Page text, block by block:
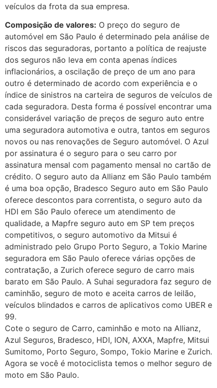
veículos da frota da sua empresa.
Composição de valores: O preço do seguro de
automóvel em São Paulo é determinado pela análise de
riscos das seguradoras, portanto a política de reajuste
dos seguros não leva em conta apenas índices
inflacionários, a oscilação de preço de um ano para
outro é determinado de acordo com experiência e o
índice de sinistros na carteira de seguros de veículos de
cada seguradora. Desta forma é possível encontrar uma
considerável variação de preços de seguro auto entre
uma seguradora automotiva e outra, tantos em seguros
novos ou nas renovações de Seguro automóvel. O Azul
por assinatura é o seguro para o seu carro por
assinatura mensal com pagamento mensal no cartão de
crédito. O seguro auto da Allianz em São Paulo também
é uma boa opção, Bradesco Seguro auto em São Paulo
oferece descontos para correntista, o seguro auto da
HDI em São Paulo oferece um atendimento de
qualidade, a Mapfre seguro auto em SP tem preços
competitivos, o seguro automotivo da Mitsui é
administrado pelo Grupo Porto Seguro, a Tokio Marine
seguradora em São Paulo oferece várias opções de
contratação, a Zurich oferece seguro de carro mais
barato em São Paulo. A Suhai seguradora faz seguro de
caminhão, seguro de moto e aceita carros de leilão,
veículos blindados e carros de aplicativos como UBER e
99.
Cote o seguro de Carro, caminhão e moto na Allianz,
Azul Seguros, Bradesco, HDI, ION, AXXA, Mapfre, Mitsui
Sumitomo, Porto Seguro, Sompo, Tokio Marine e Zurich.
Agora se você é motociclista temos o melhor seguro de
moto em São Paulo.